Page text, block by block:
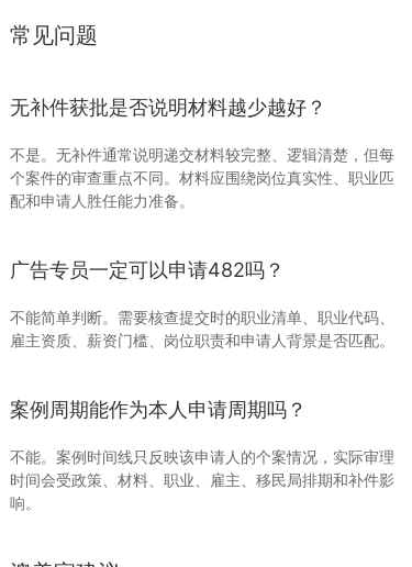
常见问题
无补件获批是否说明材料越少越好？
不是。无补件通常说明递交材料较完整、逻辑清楚，但每
个案件的审查重点不同。材料应围绕岗位真实性、职业匹
配和申请人胜任能力准备。
广告专员一定可以申请482吗？
不能简单判断。需要核查提交时的职业清单、职业代码、
雇主资质、薪资门槛、岗位职责和申请人背景是否匹配。
案例周期能作为本人申请周期吗？
不能。案例时间线只反映该申请人的个案情况，实际审理
时间会受政策、材料、职业、雇主、移民局排期和补件影
响。